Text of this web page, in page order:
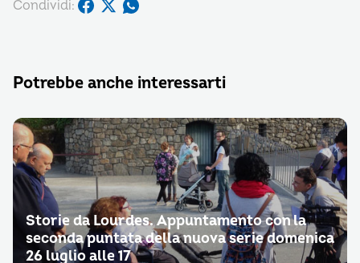
Condividi:
Potrebbe anche interessarti
Storie da Lourdes. Appuntamento con la
seconda puntata della nuova serie domenica
26 luglio alle 17